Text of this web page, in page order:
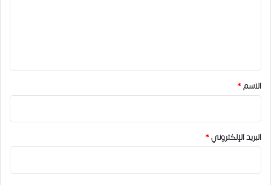
*
الاسم*
البريد الإلكتروني*